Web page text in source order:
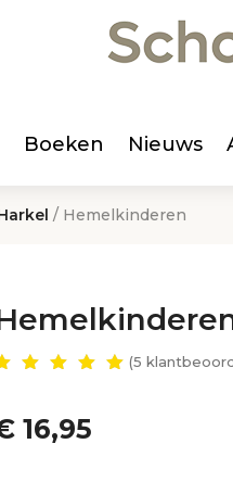
Boeken Nieuws
/ Hemelkinderen
5.00
5
(5
16,95